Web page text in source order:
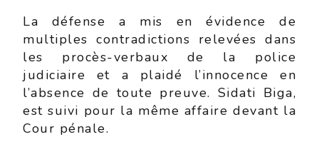
La défense a mis en évidence de
multiples contradictions relevées dans
les procès-verbaux de la police
judiciaire et a plaidé l’innocence en
l’absence de toute preuve. Sidati Biga,
est suivi pour la même affaire devant la
Cour pénale.